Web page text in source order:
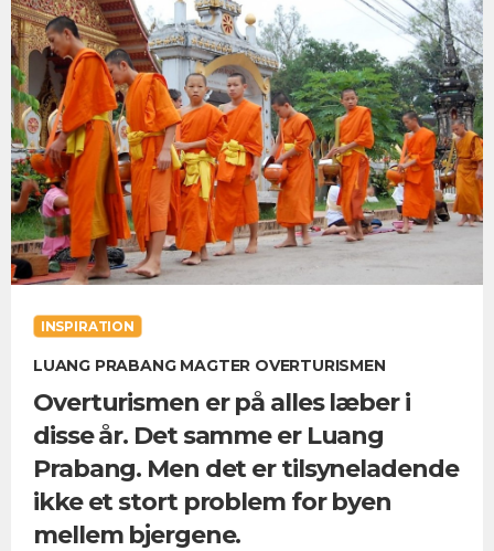
INSPIRATION
LUANG PRABANG MAGTER OVERTURISMEN
Overturismen er på alles læber i
disse år. Det samme er Luang
Prabang. Men det er tilsyneladende
ikke et stort problem for byen
mellem bjergene.